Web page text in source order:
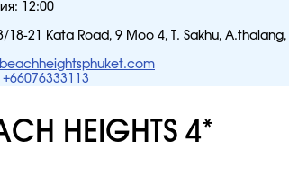
12:00
18-21 Kata Road, 9 Moo 4, T. Sakhu,
+66076333113
HEIGHTS 4*